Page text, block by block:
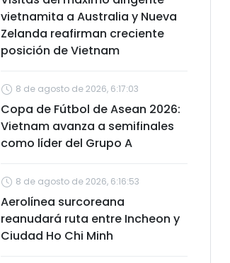
vietnamita a Australia y Nueva
Zelanda reafirman creciente
posición de Vietnam
8 de agosto de 2026, 6:17:03
Copa de Fútbol de Asean 2026:
Vietnam avanza a semifinales
como líder del Grupo A
8 de agosto de 2026, 6:16:53
Aerolínea surcoreana
reanudará ruta entre Incheon y
Ciudad Ho Chi Minh